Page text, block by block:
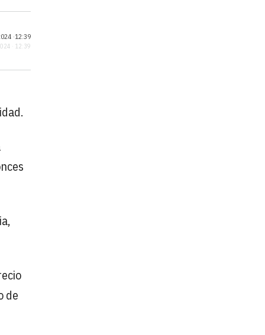
·12:39
· 12:39
de